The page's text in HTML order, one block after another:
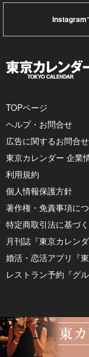
Instagram
TOPページ
ヘルプ・お問合せ
広告に関するお問合せ
東京カレンダー 企業
利用規約
個人情報保護方針
著作権・免責事項に
特定商取引法に基づ
月刊誌『東京カレンダ
婚活・恋活アプリ『
レストラン予約『グ